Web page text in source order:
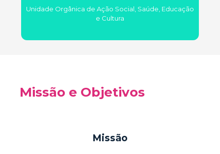
Unidade Orgânica de Ação Social, Saúde, Educação
e Cultura
Missão e Objetivos
Missão